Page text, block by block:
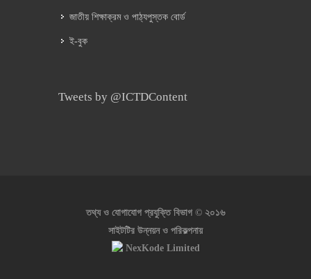
জাতীয় শিক্ষাক্রম ও পাঠ্যপুস্তক বোর্ড
ই-বুক
Tweets by @ICTDContent
তথ্য ও যোগাযোগ প্রযুক্তি বিভাগ © ২০১৬
সাইটটির উন্নয়ন ও পরিকল্পনায়
NexKode Limited